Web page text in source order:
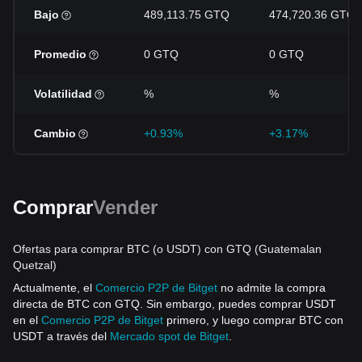
Bajo 489,113.75 GTQ 474,720.36 GTQ
Promedio 0 GTQ 0 GTQ
Volatilidad % %
Cambio +0.93% +3.17%
ComprarVender
Ofertas para comprar BTC (o USDT) con GTQ (Guatemalan
Quetzal)
Actualmente, el Comercio P2P de Bitget no admite la compra
directa de BTC con GTQ. Sin embargo, puedes comprar USDT
en el Comercio P2P de Bitget primero, y luego comprar BTC con
USDT a través del Mercado spot de Bitget